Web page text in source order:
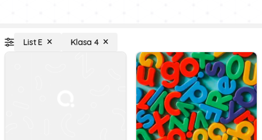
List E Klasa 4